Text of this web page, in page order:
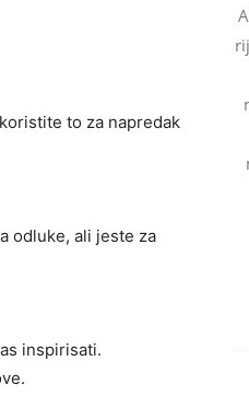
to za napredak
odluke, ali jeste za
inspirisati.